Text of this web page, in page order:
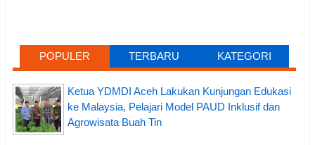
POPULER TERBARU KATEGORI
Ketua YDMDI Aceh Lakukan Kunjungan Edukasi
ke Malaysia, Pelajari Model PAUD Inklusif dan
Agrowisata Buah Tin